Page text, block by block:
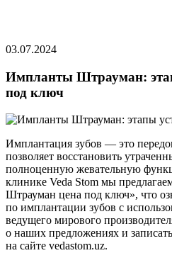
03.07.2024
Импланты Штрауман:
под ключ
Имплантация зубов — это
позволяет восстановить
полноценную жевательную
клинике Veda Stom мы
Штрауман цена под ключ», что
по имплантации зубов с
ведущего мирового
о наших предложениях и
на сайте vedastom.uz.